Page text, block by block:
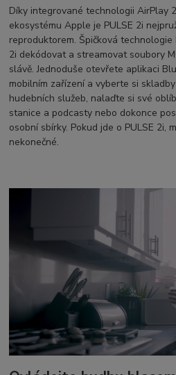
Díky integrované technologii AirPlay
ekosystému Apple je PULSE 2i
reproduktorem. Špičková technologie
2i dekódovat a streamovat soubory
slávě. Jednoduše otevřete aplikaci
mobilním zařízení a vyberte si
hudebních služeb, nalaďte si své
stanice a podcasty nebo dokonce
osobní sbírky. Pokud jde o PULSE 2i,
nekonečné.